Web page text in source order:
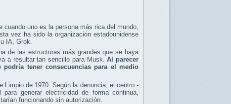
uno es la persona más rica del mundo,
vez ha sido la organización estadounidense
IA, Grok.
de las estructuras más grandes que se haya
a resultar tan sencillo para Musk. Al parecer
tener consecuencias para el medio
Limpio de 1970. Según la denuncia, el centro -
generar electricidad de forma continua,
funcionando sin autorización.